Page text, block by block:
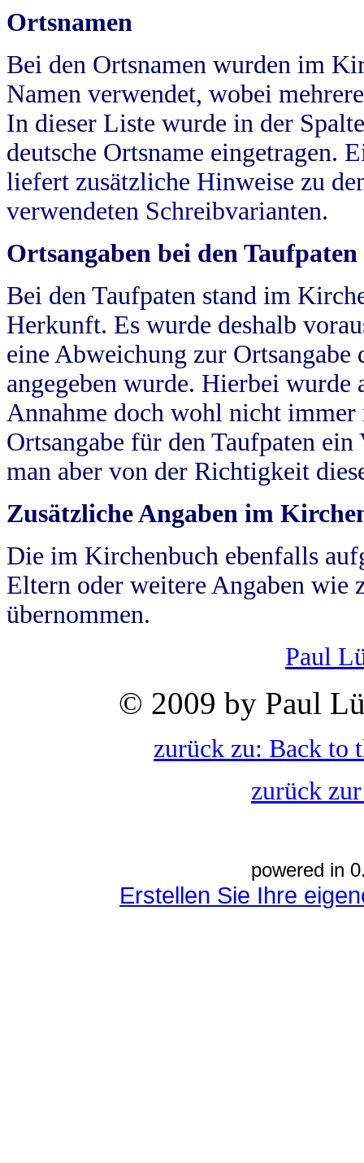
Ortsnamen
Bei den Ortsnamen wurden im
Namen verwendet, wobei
In dieser Liste wurde in der
deutsche Ortsname eingetragen.
liefert zusätzliche Hinweise zu
verwendeten Schreibvarianten.
Ortsangaben bei den Taufpaten
Bei den Taufpaten stand im
Herkunft. Es wurde deshalb
eine Abweichung zur
angegeben wurde. Hierbei wurde
Annahme doch wohl nicht
Ortsangabe für den Taufpaten
man aber von der Richtigkeit
Zusätzliche Angaben im
Die im Kirchenbuch ebenfalls
Eltern oder weitere Angaben wie
übernommen.
Paul
© 2009 by Paul
zurück zu: Back to
zurück
powered in
Erstellen Sie Ihre